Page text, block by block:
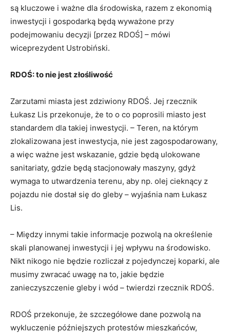
są kluczowe i ważne dla środowiska, razem z ekonomią
inwestycji i gospodarką będą wyważone przy
podejmowaniu decyzji [przez RDOŚ] – mówi
wiceprezydent Ustrobiński.
RDOŚ: to nie jest złośliwość
Zarzutami miasta jest zdziwiony RDOŚ. Jej rzecznik
Łukasz Lis przekonuje, że to o co poprosili miasto jest
standardem dla takiej inwestycji. – Teren, na którym
zlokalizowana jest inwestycja, nie jest zagospodarowany,
a więc ważne jest wskazanie, gdzie będą ulokowane
sanitariaty, gdzie będą stacjonowały maszyny, gdyż
wymaga to utwardzenia terenu, aby np. olej cieknący z
pojazdu nie dostał się do gleby – wyjaśnia nam Łukasz
Lis.
– Między innymi takie informacje pozwolą na określenie
skali planowanej inwestycji i jej wpływu na środowisko.
Nikt nikogo nie będzie rozliczał z pojedynczej koparki, ale
musimy zwracać uwagę na to, jakie będzie
zanieczyszczenie gleby i wód – twierdzi rzecznik RDOŚ.
RDOŚ przekonuje, że szczegółowe dane pozwolą na
wykluczenie późniejszych protestów mieszkańców,